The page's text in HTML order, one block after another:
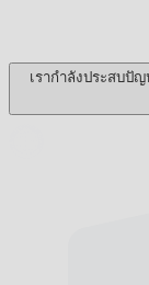
เรากำลังประสบปั